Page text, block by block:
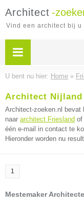
Architect -
Vind een architect bij u
U bent nu hier: Home »
Architect Nijland
Architect-zoeken.nl bevat
naar architect Friesland of
één e-mail in contact te
Hieronder worden nu
1
Mestemaker